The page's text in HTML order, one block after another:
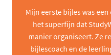
Mijn eerste bijles was
het superfijn dat
manier organiseert. Ze
bijlescoach en de